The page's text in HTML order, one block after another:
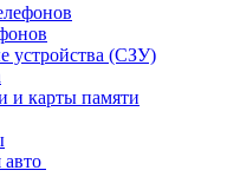
устройства (СЗУ)
и карты памяти
авто